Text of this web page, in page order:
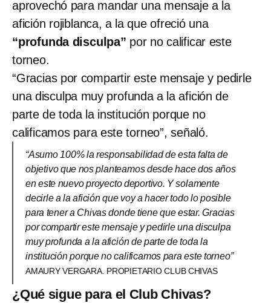
aprovechó para mandar una mensaje a la
afición rojiblanca, a la que ofreció una
“profunda disculpa” por no calificar este
torneo.
“Gracias por compartir este mensaje y pedirle
una disculpa muy profunda a la afición de
parte de toda la institución porque no
calificamos para este torneo”, señaló.
“Asumo 100% la responsabilidad de esta falta de
objetivo que nos planteamos desde hace dos años
en este nuevo proyecto deportivo. Y solamente
decirle a la afición que voy a hacer todo lo posible
para tener a Chivas donde tiene que estar. Gracias
por compartir este mensaje y pedirle una disculpa
muy profunda a la afición de parte de toda la
institución porque no calificamos para este torneo”
AMAURY VERGARA. PROPIETARIO CLUB CHIVAS
¿Qué sigue para el Club Chivas?